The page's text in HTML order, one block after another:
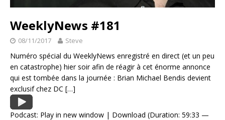
WeeklyNews #181
08/11/2017 Steve
Numéro spécial du WeeklyNews enregistré en direct (et un peu
en catastrophe) hier soir afin de réagir à cet énorme annonce
qui est tombée dans la journée : Brian Michael Bendis devient
exclusif chez DC […]
Podcast: Play in new window | Download (Duration: 59:33 —